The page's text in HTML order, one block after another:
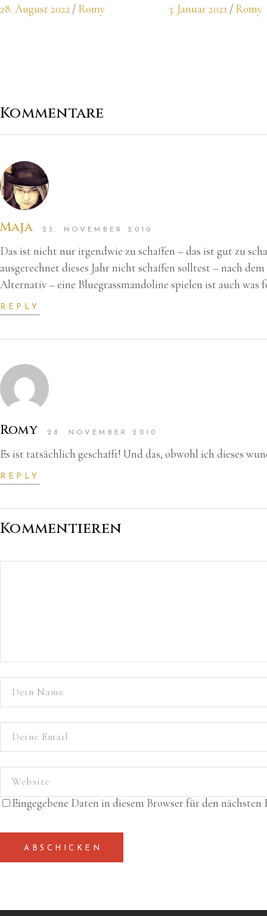
28. August 2022 Romy 3. Januar 2021 Romy
Kommentare
Maja 23. NOVEMBER 2010
Das ist nicht nur irgendwie zu schaffen – das ist gut zu
ausgerechnet dieses Jahr nicht schaffen solltest – nach
Alternativ – eine Bluegrassmandoline spielen ist auch was
REPLY
Romy 28. NOVEMBER 2010
Es ist tatsächlich geschafft! Und das, obwohl ich dieses
REPLY
Kommentieren
Eingegebene Daten in diesem Browser für den
ABSCHICKEN